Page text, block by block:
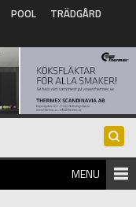
POOL
TRÄDGÅRD
MENU